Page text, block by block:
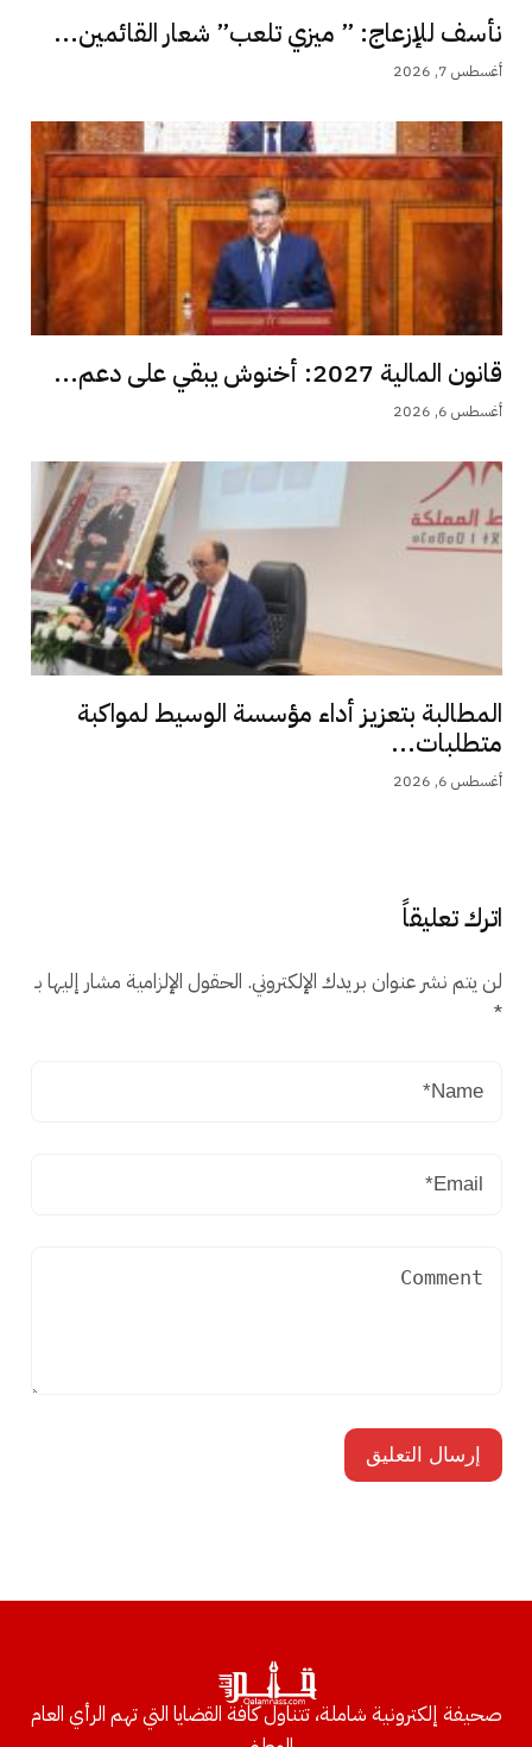
نأسف للإزعاج: ” ميزي تلعب” شعار القائمين...
أغسطس 7, 2026
قانون المالية 2027: أخنوش يبقي على دعم...
أغسطس 6, 2026
المطالبة بتعزيز أداء مؤسسة الوسيط لمواكبة
متطلبات...
أغسطس 6, 2026
اترك تعليقاً
لن يتم نشر عنوان بريدك الإلكتروني. الحقول الإلزامية مشار إليها بـ
*
صحيفة إلكترونية شاملة، تتناول كافة القضايا التي تهم الرأي العام